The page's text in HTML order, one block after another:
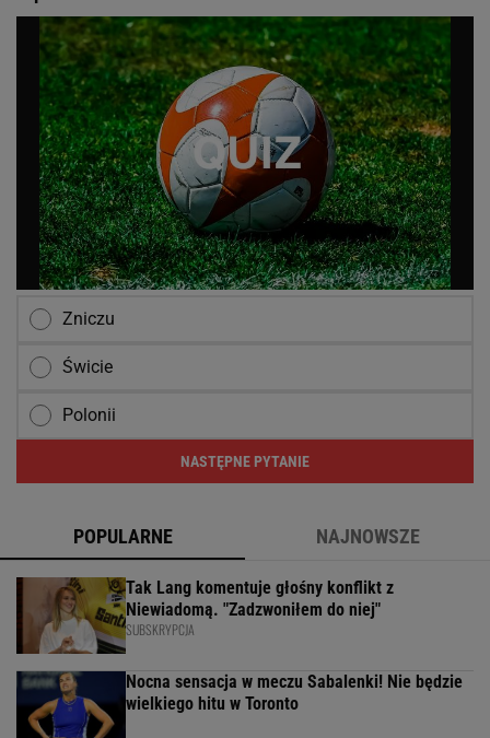
Zniczu
Świcie
Polonii
NASTĘPNE PYTANIE
POPULARNE NAJNOWSZE
Tak Lang komentuje głośny konflikt z
Niewiadomą. "Zadzwoniłem do niej"
SUBSKRYPCJA
Nocna sensacja w meczu Sabalenki! Nie będzie
wielkiego hitu w Toronto